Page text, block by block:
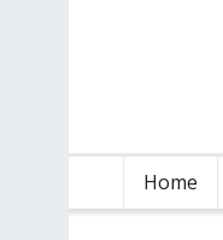
Home